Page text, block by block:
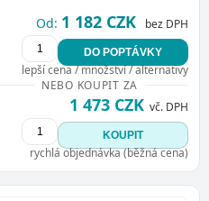
Od: 1 182 CZK bez DPH
DO POPTÁVKY
lepší cena / množství / alternativy
NEBO KOUPIT ZA
1 473 CZK vč. DPH
KOUPIT
rychlá objednávka (běžná cena)